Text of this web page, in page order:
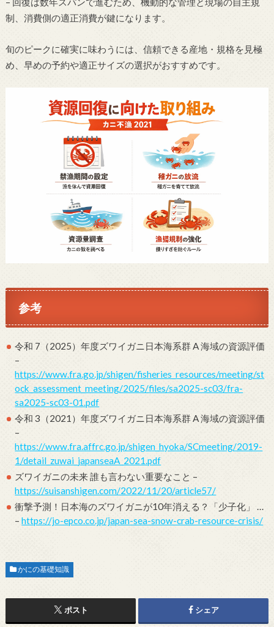
制、消費側の適正消費が鍵になります。
旬のピークに確実に味わうには、信頼できる産地・規格を見極
め、早めの予約や適正サイズの選択がおすすめです。
参考
令和 7（2025）年度ズワイガニ日本海系群 A 海域の資源評価
–
https://www.fra.go.jp/shigen/fisheries_resources/meeting/st
ock_assessment_meeting/2025/files/sa2025-sc03/fra-
sa2025-sc03-01.pdf
令和 3（2021）年度ズワイガニ日本海系群 A 海域の資源評価
–
https://www.fra.affrc.go.jp/shigen_hyoka/SCmeeting/2019-
1/detail_zuwai_japanseaA_2021.pdf
ズワイガニの未来 誰も言わない重要なこと –
https://suisanshigen.com/2022/11/20/article57/
衝撃予測！日本海のズワイガニが10年消える？「少子化」 …
–https://jo-epco.co.jp/japan-sea-snow-crab-resource-crisis/
かにの基礎知識
ポスト シェア